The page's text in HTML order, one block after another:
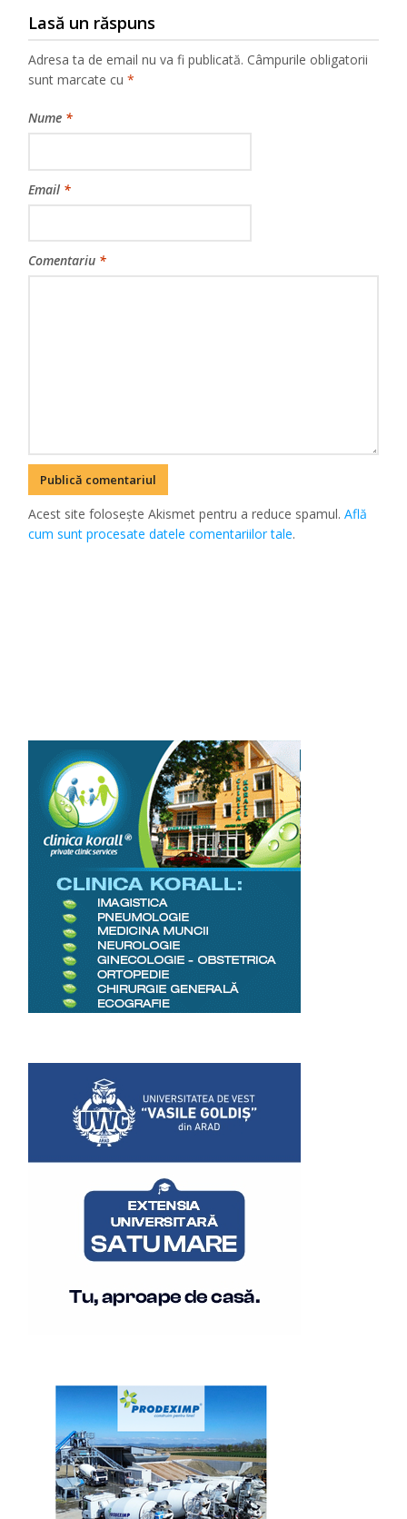
Lasă un răspuns
Adresa ta de email nu va fi publicată. Câmpurile obligatorii
sunt marcate cu*
Nume *
Email *
Comentariu *
Acest site folosește Akismet pentru a reduce spamul.Află
cum sunt procesate datele comentariilor tale.